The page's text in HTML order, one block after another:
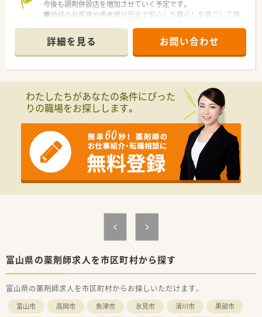
今後も調剤併設店を増加させていく予定です。
■地域のお客様や患者様が安全で安心した暮らしを過ごして頂
献します。
■社内研修、各種外部研修、管理職研修、Ｅラーニング研修、薬剤
師として確実にスキルアップできる教育プログラムがありま
す。
詳細を見る お問い合わせ
わたしたちがあなたの条件にぴった
りの職場をお探しします。
富山県の薬剤師求人を市区町村から探す
富山県の薬剤師求人を市区町村からお探しいただけます。
富山市 高岡市 魚津市 氷見市 滑川市
黒部市